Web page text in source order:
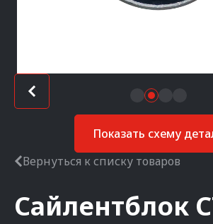
Показать схему
Вернуться к списку товаров
Сайлентблок